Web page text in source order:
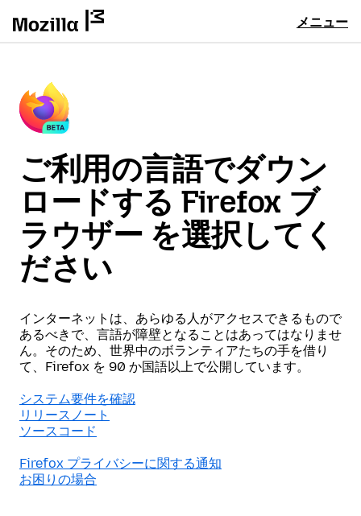
メニュー
ご利用の言語でダウン
ロードする Firefox ブ
ラウザー を選択してく
ださい
インターネットは、あらゆる人がアクセスできるもので
あるべきで、言語が障壁となることはあってはなりませ
ん。そのため、世界中のボランティアたちの手を借り
て、Firefox を 90 か国語以上で公開しています。
システム要件を確認
リリースノート
ソースコード
Firefox プライバシーに関する通知
お困りの場合